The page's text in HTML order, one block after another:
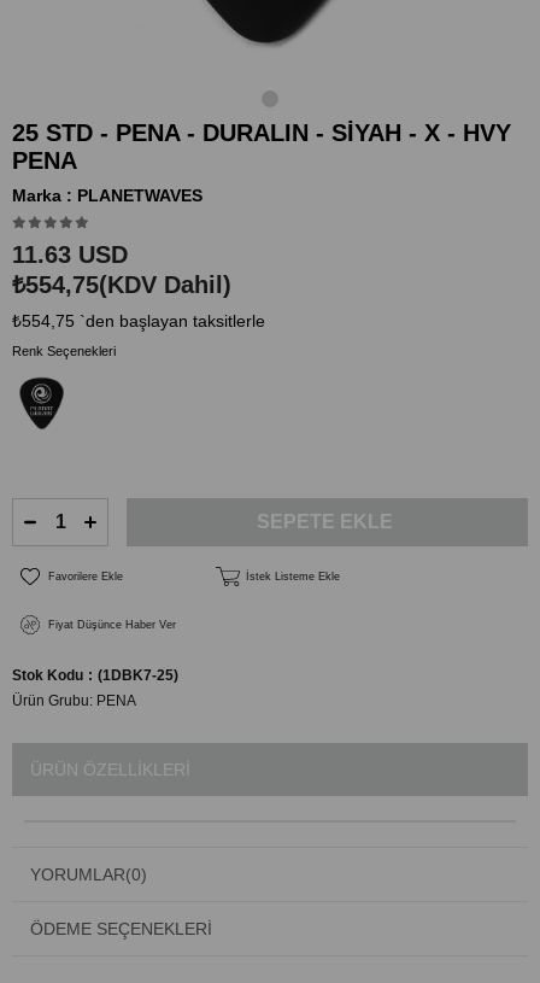
25 STD - PENA - DURALIN - SİYAH - X - HVY
PENA
Marka : PLANETWAVES
11.63 USD
₺554,75(KDV Dahil)
₺554,75 `den başlayan taksitlerle
Renk Seçenekleri
Favorilere Ekle İstek Listeme Ekle
Fiyat Düşünce Haber Ver
Stok Kodu
(1DBK7-25)
Ürün Grubu: PENA
ÜRÜN ÖZELLIKLERI
YORUMLAR(0)
ÖDEME SEÇENEKLERI